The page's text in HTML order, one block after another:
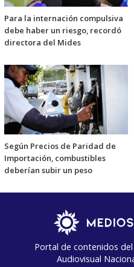
Para la internación compulsiva
debe haber un riesgo, recordó
directora del Mides
Según Precios de Paridad de
Importación, combustibles
deberían subir un peso
Portal de contenidos
Audiovisual